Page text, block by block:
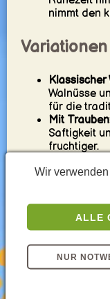
nimmt den
Klassischer
Walnüsse
für die
Mit
Saftigkeit
fruchtiger.
weniger
serviert
den
oder
Wir
ALLE
NUR